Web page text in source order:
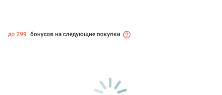
до 299 бонусов на следующие покупки